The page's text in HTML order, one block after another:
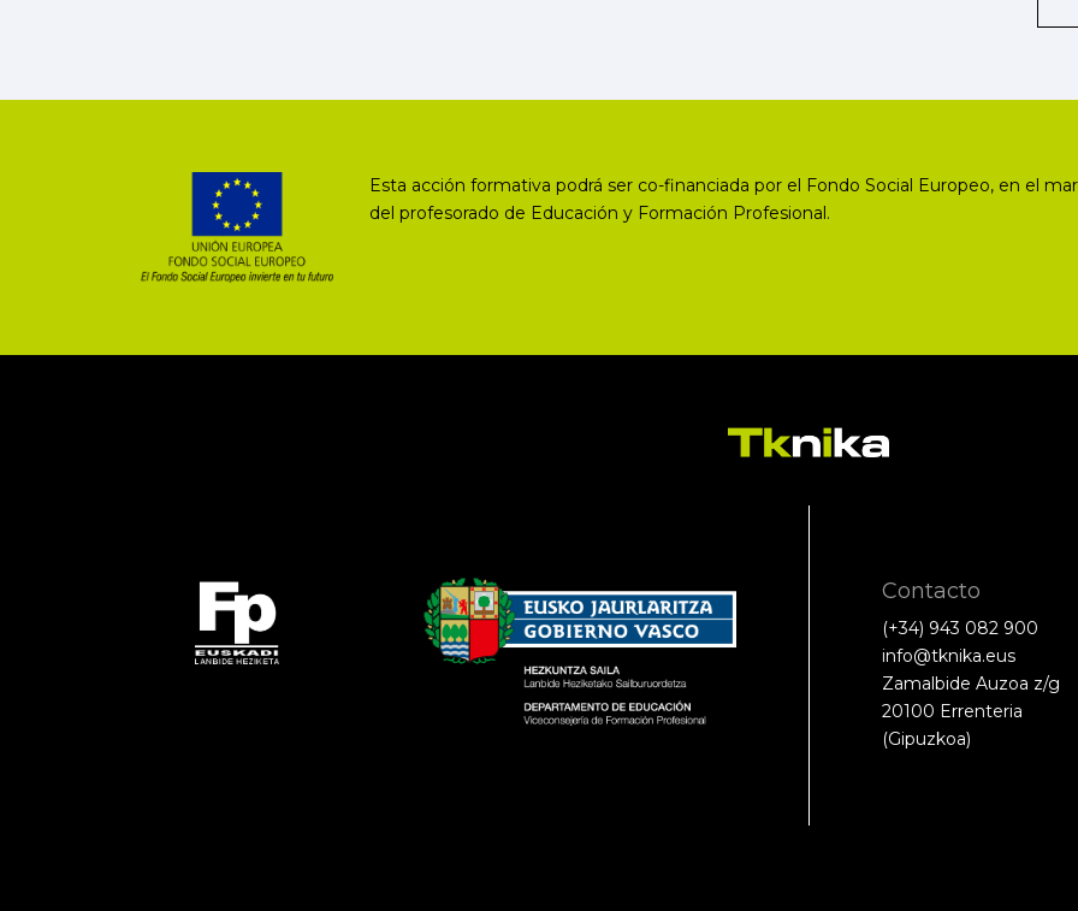
Esta acción formativa podrá ser co-financiada por el Fondo Social Europeo, en el
del profesorado de Educación y Formación Profesional.
Contacto
(+34) 943 082 900
info@tknika.eus
Zamalbide Auzoa z/g
20100 Errenteria
(Gipuzkoa)